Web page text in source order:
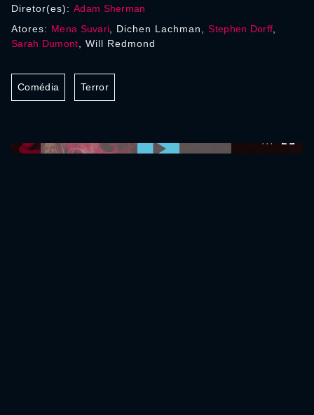
Diretor(es): Adam Sherman
Atores: Mena Suvari , Dichen Lachman,Stephen Dorff
Sarah Dumont , Will Redmond
Comédia Terror